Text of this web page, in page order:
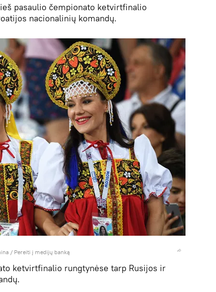
pasaulio čempionato ketvirtfinalio
nacionalinių komandų.
/ Pereiti į medijų banką
ketvirtfinalio rungtynėse tarp Rusijos ir